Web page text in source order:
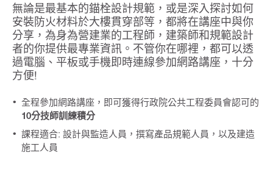
無論是最基本的錨栓設計規範，或是深入探討如何
安裝防火材料於大樓貫穿部等，都將在講座中與你
分享，為身為營建業的工程師，建築師和規範設計
者的你提供最專業資訊。不管你在哪裡，都可以透
過電腦、平板或手機即時連線參加網路講座，十分
方便!
全程參加網路講座，即可獲得行政院公共工程委員會認可的
10分技師訓練積分
課程適合: 設計與監造人員，撰寫產品規範人員，以及建造
施工人員